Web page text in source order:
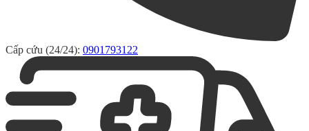
Cấp cứu (24/24): 0901793122